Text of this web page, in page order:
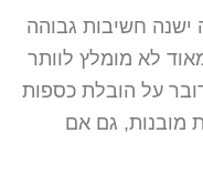
חשיבות גבוהה
לא מומלץ לוותר
על הובלת כספות
מובנות, גם אם